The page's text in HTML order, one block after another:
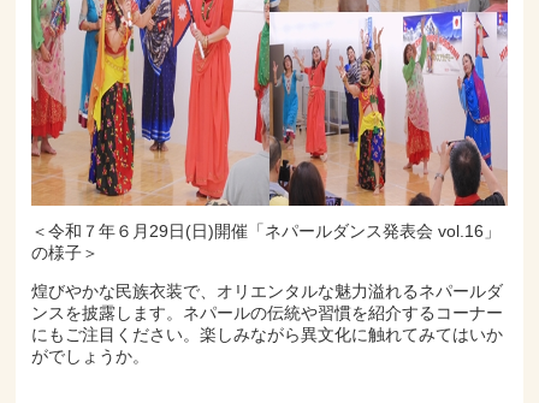
＜令和７年６月29日(日)開催「ネパールダンス発表会 vol.16」
の様子＞
煌びやかな民族衣装で、オリエンタルな魅力溢れるネパールダ
ンスを披露します。ネパールの伝統や習慣を紹介するコーナー
にもご注目ください。楽しみながら異文化に触れてみてはいか
がでしょうか。